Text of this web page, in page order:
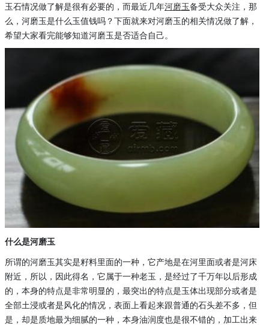
玉石情况做了解是很有必要的，而最近几年河磨玉备受大众关注，那
么， 河磨玉是什么玉值钱吗？下面就来对河磨玉的相关情况做了解，
希望大家看完能够知道河磨玉是否适合自己。
什么是河磨玉
所谓的河磨玉其实是籽料里面的一种，它产地是在河里面或者是河床
附近，所以，因此得名，它属于一种老玉，是经过了千万年以后形成
的，本身的特点是非常明显的，最突出的特点是玉体出现部分或者是
全部土浸或者是风化的情况，表面上看起来跟普通的石头差不多，但
是，却是质地最为细腻的一种，本身油润度也是很不错的，加工出来